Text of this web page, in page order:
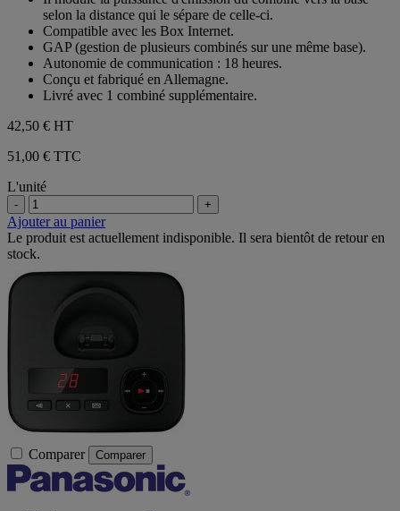
selon la distance qui le sépare de celle-ci.
Compatible avec les Box Internet.
GAP (gestion de plusieurs combinés sur une même base).
Autonomie de communication : 18 heures.
Conçu et fabriqué en Allemagne.
Livré avec 1 combiné supplémentaire.
42,50 € HT
51,00 € TTC
L'unité
- +
Ajouter au panier
Le produit est actuellement indisponible. Il sera bientôt de retour en
stock.
Comparer Comparer